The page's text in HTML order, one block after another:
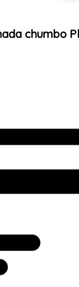
chumbo